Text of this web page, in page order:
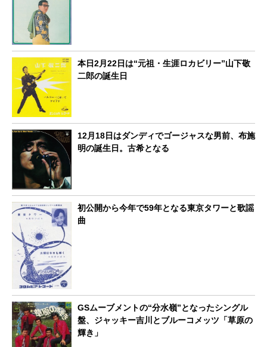
本日2月22日は“元祖・生涯ロカビリー”山下敬
二郎の誕生日
12月18日はダンディでゴージャスな男前、布施
明の誕生日。古希となる
初公開から今年で59年となる東京タワーと歌謡
曲
GSムーブメントの“分水嶺”となったシングル
盤、ジャッキー吉川とブルーコメッツ「草原の
輝き」